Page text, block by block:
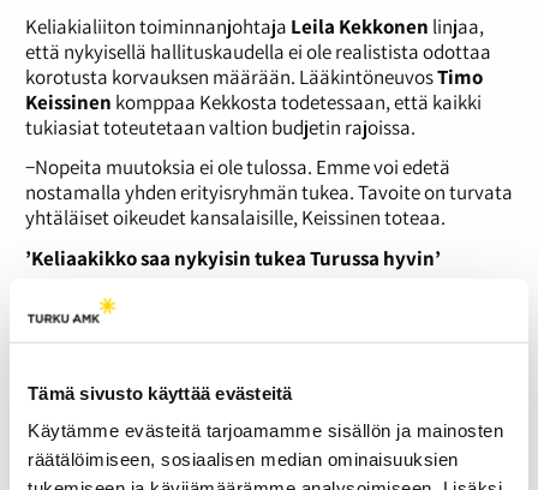
Tämä sivusto käyttää evästeitä
Käytämme evästeitä tarjoamamme sisällön ja mainosten
räätälöimiseen, sosiaalisen median ominaisuuksien
Keliakialiiton toiminnanjohtaja Leila Kekkonen linjaa,
että nykyisellä hallituskaudella ei ole realistista odottaa
korotusta korvauksen määrään. LääkintöneuvosTimo
Keissinen komppaa Kekkosta todetessaan, että kaikki
tukiasiat toteutetaan valtion budjetin rajoissa.
−Nopeita muutoksia ei ole tulossa. Emme voi edetä
nostamalla yhden erityisryhmän tukea. Tavoite on turvata
yhtäläiset oikeudet kansalaisille, Keissinen toteaa.
’Keliaakikko saa nykyisin tukea Turussa hyvin’
Turun seudun keliakiayhdistys toimii aktiivisesti
jäsentensä keskuudessa:
tapahtumia, esimerkiksi virkistysmatkoja ja sieniretkiä,
Virkistyksen lisäksi yhdistys tarjoaa muun muassa
jäseniltoja, luentoja ja vertaistukea.